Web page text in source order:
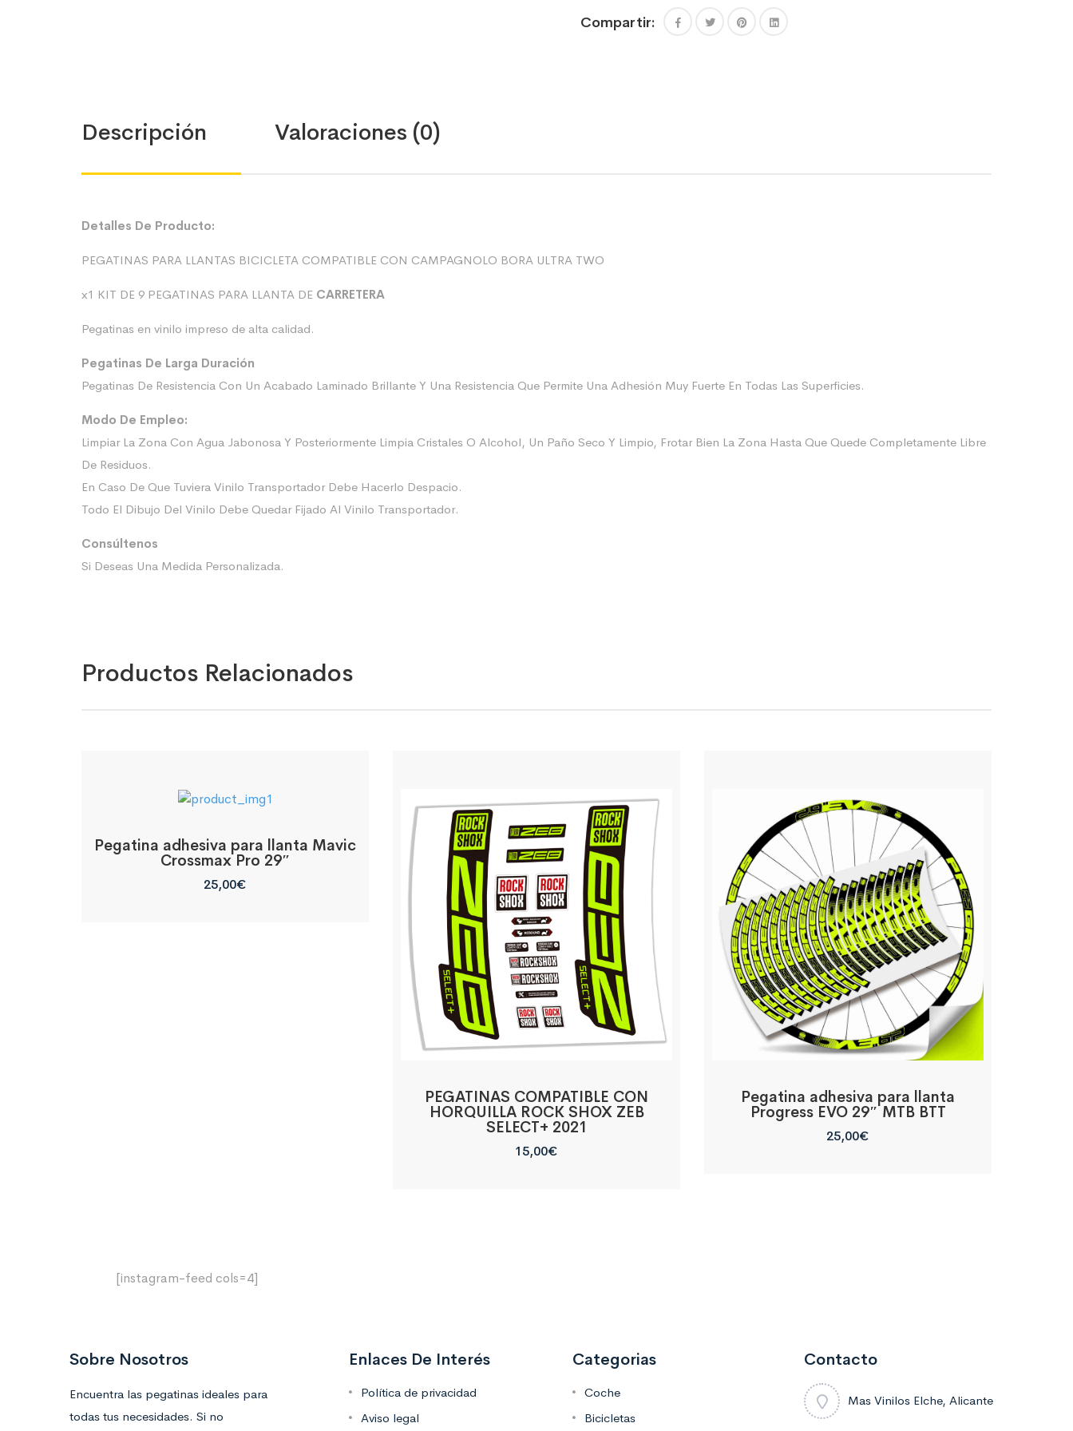
ULTRA
Compartir:
Descripción Valoraciones (0)
Detalles De Producto:
PEGATINAS PARA LLANTAS BICICLETA COMPATIBLE CON CAMPAGNOLO BORA ULTRA TWO
x1 KIT DE 9 PEGATINAS PARA LLANTA DE CARRETERA
Pegatinas en vinilo impreso de alta calidad.
Pegatinas De Larga Duración
Pegatinas De Resistencia Con Un Acabado Laminado Brillante Y Una Resistencia Que Permite Una Adhesión Muy Fuerte En Todas Las Superficies.
Modo De Empleo:
Limpiar La Zona Con Agua Jabonosa Y Posteriormente Limpia Cristales O Alcohol, Un Paño Seco Y Limpio, Frotar Bien La Zona Hasta Que Quede Completamente Libre
De Residuos.
En Caso De Que Tuviera Vinilo Transportador Debe Hacerlo Despacio.
Todo El Dibujo Del Vinilo Debe Quedar Fijado Al Vinilo Transportador.
Consúltenos
Si Deseas Una Medida Personalizada.
Productos Relacionados
Pegatina adhesiva para llanta Mavic
Crossmax Pro 29″
25,00€
PEGATINAS COMPATIBLE CON
HORQUILLA ROCK SHOX ZEB
SELECT+ 2021
15,00€
Pegatina adhesiva para llanta
Progress EVO 29″ MTB BTT
25,00€
[instagram-feed cols=4]
Sobre Nosotros
Encuentra las pegatinas ideales para
todas tus necesidades. Si no
Enlaces De Interés
Política de privacidad
Aviso legal
Categorias
Coche
Bicicletas
Contacto
Mas Vinilos Elche, Alicante